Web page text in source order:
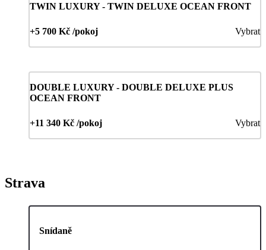
TWIN LUXURY - TWIN DELUXE OCEAN FRONT
+5 700 Kč /pokoj Vybrat
DOUBLE LUXURY - DOUBLE DELUXE PLUS
OCEAN FRONT
+11 340 Kč /pokoj Vybrat
Strava
Snídaně